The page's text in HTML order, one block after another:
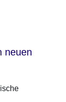
neuen